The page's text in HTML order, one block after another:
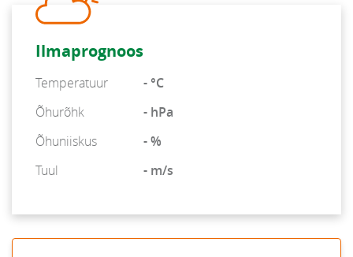
Ilmaprognoos
Temperatuur
- °C
Õhurõhk
- hPa
Õhuniiskus
- %
Tuul
- m/s